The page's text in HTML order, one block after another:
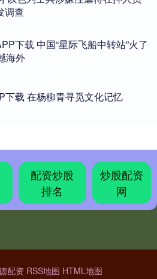
调查
下载 中国“星际飞船中转站”火了
海外
下载 在杨柳青寻觅文化记忆
配资炒股
排名
炒股配资
网
配资 RSS地图 HTML地图